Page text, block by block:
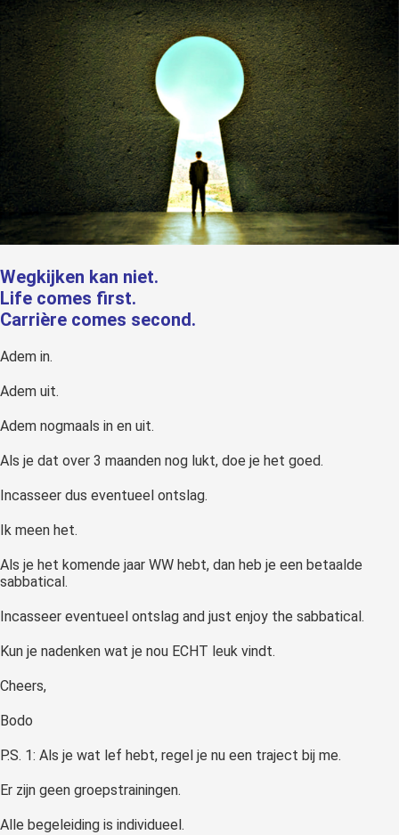
Wegkijken kan niet.
Life comes first.
Carrière comes second.
Adem in.
Adem uit.
Adem nogmaals in en uit.
Als je dat over 3 maanden nog lukt, doe je het goed.
Incasseer dus eventueel ontslag.
Ik meen het.
Als je het komende jaar WW hebt, dan heb je een betaalde
sabbatical.
Incasseer eventueel ontslag and just enjoy the sabbatical.
Kun je nadenken wat je nou ECHT leuk vindt.
Cheers,
Bodo
P.S. 1: Als je wat lef hebt, regel je nu een traject bij me.
Er zijn geen groepstrainingen.
Alle begeleiding is individueel.